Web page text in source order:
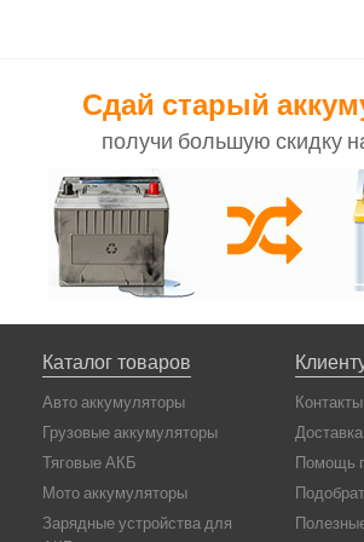
Сдай старый
получи большую скидку
Каталог товаров
Авто аккумуляторы
Грузовые аккумуляторы
Тяговые АКБ
Мото аккумуляторы
Зарядные устройства для
Контакты
Помощь